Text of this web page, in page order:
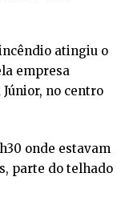
atingiu o
empresa
no centro
onde estavam
parte do telhado